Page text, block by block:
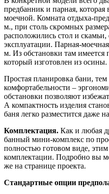
предбанник и парная,
моечной. Комната отдыха-
м., при столь скромных
расположились стол и
эксплуатации. Парная-
м. Из обстановки там имеется
который изготовлен из осины.
Простая планировка бани,
комфортабельности –
обстановки позволяют
А компактность изделия
баня легко разместится даже
Комплектация. Как и любая
банный мини-комплекс по
полностью готовом виде,
комплектации. Подробно вы
же на странице проекта.
Стандартные опции